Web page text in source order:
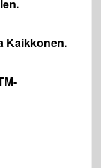
Kaikkonen.